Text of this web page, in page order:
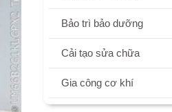
Bảo trì bảo dưỡng
Cải tạo sửa chữa
Gia công cơ khí